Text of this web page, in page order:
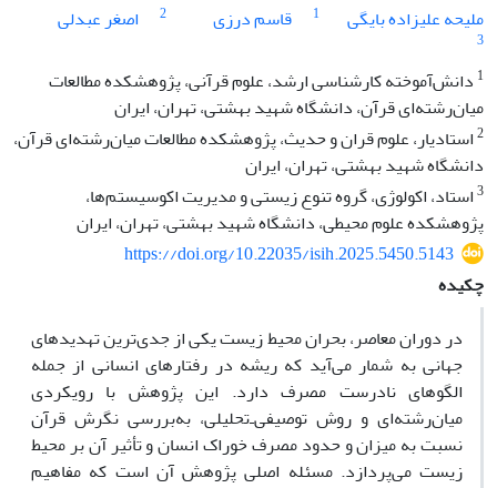
ملیحه علیزاده بایگی
1 قاسم درزی 2 اصغر عبدلی
3
1 دانش‌آموخته کارشناسی ارشد، علوم قرآنی، پژوهشکده مطالعات
میان‌رشته‌ای قرآن، دانشگاه شهید بهشتی، تهران، ایران
2استادیار، علوم قران و حدیث، پژوهشکده مطالعات میان‌رشته‌ای قرآن،
دانشگاه شهید بهشتی، تهران، ایران
3استاد، اکولوژی، گروه تنوع زیستی و مدیریت اکوسیستم‌ها،
پژوهشکده علوم محیطی، دانشگاه شهید بهشتی، تهران، ایران
https://doi.org/10.22035/isih.2025.5450.5143
چکیده
در دوران معاصر، بحران محیط زیست یکی از جدی‌ترین تهدیدهای
جهانی به شمار می‌آید که ریشه در رفتارهای انسانی از جمله
الگوهای نادرست مصرف دارد. این پژوهش با رویکردی
میان‌رشته‌ای و روش توصیفی‌ـ‌تحلیلی، به‌بررسی نگرش قرآن
نسبت به میزان و حدود مصرف خوراک انسان و تأثیر آن بر محیط
زیست می‌پردازد. مسئله اصلی پژوهش آن است که مفاهیم